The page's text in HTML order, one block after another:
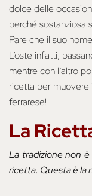
dolce delle
perché sostanziosa
Pare che il suo
L’oste infatti,
mentre con l’altro
ricetta per muovere
ferrarese!
La
La tradizione non
ricetta. Questa è la